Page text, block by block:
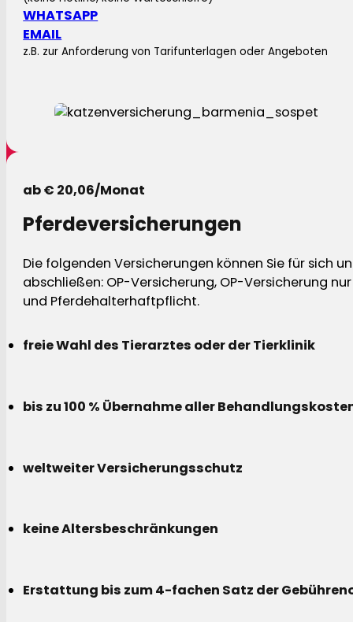
WHATSAPP
EMAIL
z.B. zur Anforderung von Tarifunterlagen oder Angeboten
ab € 20,06/Monat
Pferdeversicherungen
Die folgenden Versicherungen können Sie für sich
abschließen: OP-Versicherung, OP-Versicherung
und Pferdehalterhaftpflicht.
freie Wahl des Tierarztes oder der Tierklinik
bis zu 100 % Übernahme aller
weltweiter Versicherungsschutz
keine Altersbeschränkungen
Erstattung bis zum 4-fachen Satz der